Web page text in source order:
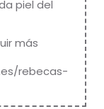
piel del
más
rebecas-